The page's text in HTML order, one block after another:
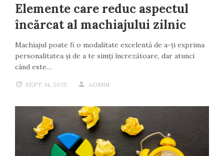
Elemente care reduc aspectul
încărcat al machiajului zilnic
Machiajul poate fi o modalitate excelentă de a-ți exprima
personalitatea și de a te simți încrezătoare, dar atunci
când este…
SEPT. 14, 2025 ADMIN